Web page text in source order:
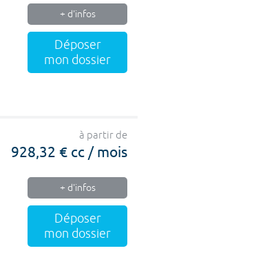
+ d'infos
Déposer
mon dossier
à partir de
928,32 € cc / mois
+ d'infos
Déposer
mon dossier